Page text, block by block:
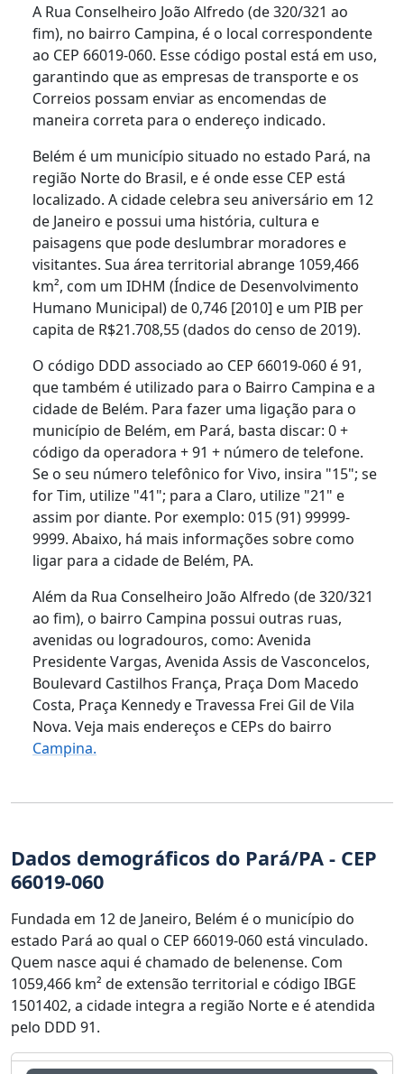
A Rua Conselheiro João Alfredo (de 320/321 ao
fim), no bairro Campina, é o local correspondente
ao CEP 66019-060. Esse código postal está em uso,
garantindo que as empresas de transporte e os
Correios possam enviar as encomendas de
maneira correta para o endereço indicado.
Belém é um município situado no estado Pará, na
região Norte do Brasil, e é onde esse CEP está
localizado. A cidade celebra seu aniversário em 12
de Janeiro e possui uma história, cultura e
paisagens que pode deslumbrar moradores e
visitantes. Sua área territorial abrange 1059,466
km², com um IDHM (Índice de Desenvolvimento
Humano Municipal) de 0,746 [2010] e um PIB per
capita de R$21.708,55 (dados do censo de 2019).
O código DDD associado ao CEP 66019-060 é 91,
que também é utilizado para o Bairro Campina e a
cidade de Belém. Para fazer uma ligação para o
município de Belém, em Pará, basta discar: 0 +
código da operadora + 91 + número de telefone.
Se o seu número telefônico for Vivo, insira "15"; se
for Tim, utilize "41"; para a Claro, utilize "21" e
assim por diante. Por exemplo: 015 (91) 99999-
9999. Abaixo, há mais informações sobre como
ligar para a cidade de Belém, PA.
Além da Rua Conselheiro João Alfredo (de 320/321
ao fim), o bairro Campina possui outras ruas,
avenidas ou logradouros, como: Avenida
Presidente Vargas, Avenida Assis de Vasconcelos,
Boulevard Castilhos França, Praça Dom Macedo
Costa, Praça Kennedy e Travessa Frei Gil de Vila
Nova. Veja mais endereços e CEPs do bairro
Campina.
Dados demográficos do Pará/PA - CEP
66019-060
Fundada em 12 de Janeiro, Belém é o município do
estado Pará ao qual o CEP 66019-060 está vinculado.
Quem nasce aqui é chamado de belenense. Com
1059,466 km² de extensão territorial e código IBGE
1501402, a cidade integra a região Norte e é atendida
pelo DDD 91.